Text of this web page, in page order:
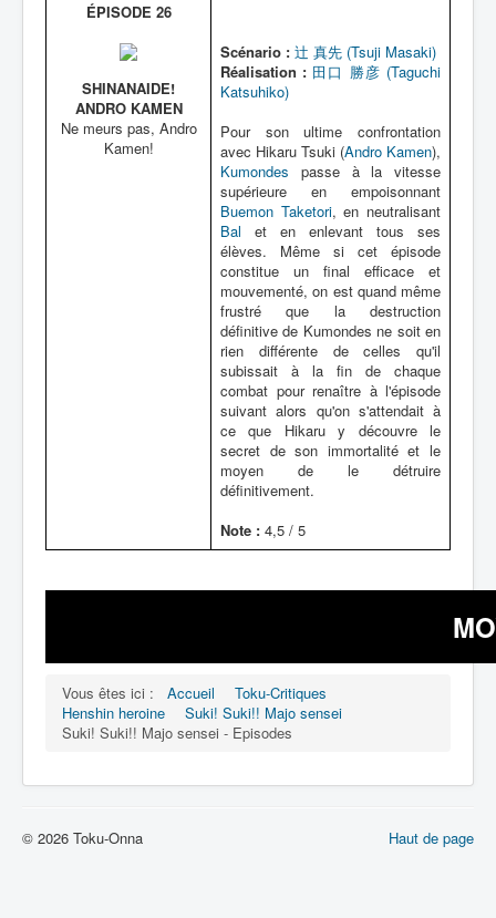
ÉPISODE 26
SHINANAIDE!
ANDRO KAMEN
Ne meurs pas, Andro
Kamen!
Scénario : 辻 真先 (Tsuji Masaki)
Réalisation : 田口 勝彦 (Taguchi
Katsuhiko)
Pour son ultime confrontation
avec Hikaru Tsuki (Andro Kamen),
Kumondes passe à la vitesse
supérieure en empoisonnant
Buemon Taketori, en neutralisant
Bal et en enlevant tous ses
élèves. Même si cet épisode
constitue un final efficace et
mouvementé, on est quand même
frustré que la destruction
définitive de Kumondes ne soit en
rien différente de celles qu'il
subissait à la fin de chaque
combat pour renaître à l'épisode
suivant alors qu'on s'attendait à
ce que Hikaru y découvre le
secret de son immortalité et le
moyen de le détruire
définitivement.
Note : 4,5 / 5
Vous êtes ici : Accueil
Toku-Critiques
Henshin heroine
Suki! Suki!! Majo sensei
Suki! Suki!! Majo sensei - Episodes
Haut de page
© 2026 Toku-Onna